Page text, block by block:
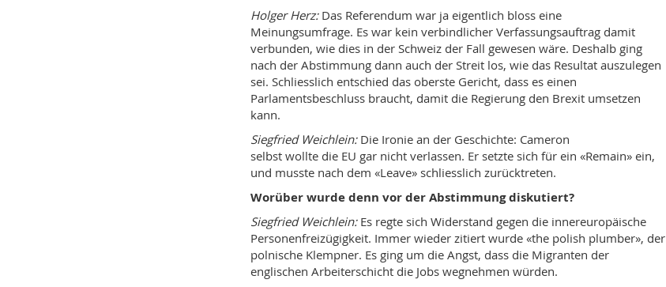
Holger Herz: Das Referendum war ja eigentlich bloss eine
Meinungsumfrage. Es war kein verbindlicher Verfassungsauftrag damit
verbunden, wie dies in der Schweiz der Fall gewesen wäre. Deshalb ging
nach der Abstimmung dann auch der Streit los, wie das Resultat auszulegen
sei. Schliesslich entschied das oberste Gericht, dass es einen
Parlamentsbeschluss braucht, damit die Regierung den Brexit umsetzen
kann.
Siegfried Weichlein: Die Ironie an der Geschichte: Cameron
selbst wollte die EU gar nicht verlassen. Er setzte sich für ein «Remain» ein,
und musste nach dem «Leave» schliesslich zurücktreten.
Worüber wurde denn vor der Abstimmung diskutiert?
Siegfried Weichlein:Es regte sich Widerstand gegen die innereuropäische
Personenfreizügigkeit. Immer wieder zitiert wurde «the polish plumber», der
polnische Klempner. Es ging um die Angst, dass die Migranten der
englischen Arbeiterschicht die Jobs wegnehmen würden.